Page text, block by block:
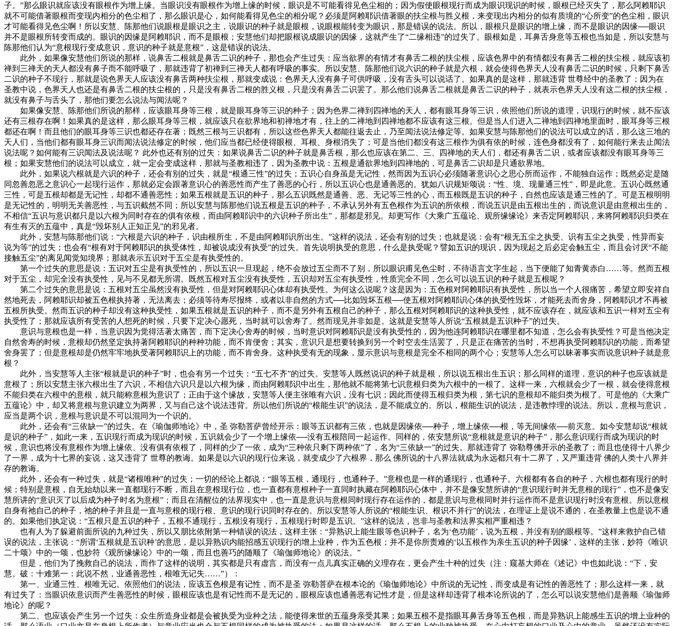
子。”那么眼识就应该没有眼根作为增上缘。当眼识没有眼根作为增上缘的时候，眼识是不可能看得见色尘相的；因为假使眼根现行而成为眼识现识的时候，眼根已经灭失了，那么阿赖耶识
就不可能借著眼根而变现内相分的色尘相了，那么眼识是心，如何能看得见色尘的相分呢？必须是阿赖耶识借著眼的扶尘根与胜义根，来变现出内相分的似有质境的“心所变”的色尘相，眼识
才可能看得见色尘啊！所以安慧、陈那他们说眼根是眼识之主，说眼识的种子就是眼根，说眼根能转变为眼识，那是错误的说法。所以，眼根只是眼识的增上缘，而不是眼识的因缘──眼识
并不是眼根所转变而成的。眼识的因缘是阿赖耶识，而不是眼根；安慧他们却把眼根说成眼识的因缘，这就产生了“二缘相违”的过失了。眼根如是，耳鼻舌身意等五根也当如是，所以安慧与
陈那他们认为“意根现行变成意识，意识的种子就是意根”，这是错误的说法。
此外，如果像安慧他们所说的那样，说鼻舌二根就是鼻舌二识的种子，那也会产生过失：应当欲界的有情才有鼻舌二根的扶尘根，应该色界中的有情都没有鼻舌二根的扶尘根，就应该初
禅到三禅天的天人都没有鼻子而不能呼吸了，那就违背了初禅到三禅天人都有呼吸的事实。所以安慧、陈那他们说六识的种子就是六根，就会使得色界天人没有鼻舌二识的时候，只剩下鼻舌
二识的种子不现行，那就是说色界天人应该没有鼻舌两种扶尘根，那就变成说：色界天人没有鼻子可供呼吸，没有舌头可以说话了。如果真的是这样，那就违背 世尊经中的圣教了；因为在
圣教中说，色界天人也还是有鼻舌二根的扶尘根的，只是没有鼻舌二根的胜义根，只是没有鼻舌二识罢了。那么他们说鼻舌二根就是鼻舌二识的种子，就表示色界天人没有这二根的扶尘根，
就没有鼻子与舌头了，那他们要怎么说法与闻法呢？
如果像安慧、陈那他们所说的那样，应该眼耳身等三根，就是眼耳身等三识的种子；因为色界二禅到四禅地的天人，都有眼耳身等三识，依照他们所说的道理，识现行的时候，就不应该
还有三根存在啊！如果真的是这样，那么眼耳身等三根，就应该只在欲界地和初禅地才有，往上的二禅地到四禅地都不应该有这三根。但是当人们进入二禅地到四禅地里面时，眼耳身等三根
都还在啊！而且他们的眼耳身等三识也都还存在著；既然三根与三识都有，所以这些色界天人都能往返去止，乃至闻法说法修定等。如果安慧与陈那他们的说法可以成立的话，那么这三地的
天人们，当他们都有眼耳身三识而闻法说法修定的时候，他们应当都已经使得眼根、耳根、身根消失了；可是当他们都没有这三根作为俱有依的时候，连色身都没有了，如何能行来去止闻法
说法呢？如何能有三识闻法及说法呢？ 此外也还有别的过失：如果说鼻舌二识的种子就是鼻舌根，那么也应该在第二、三、四禅地的天人们，都还有鼻舌二识，或者应该都没有眼耳身等三
根；如果安慧他们的说法可以成立，就一定会变成这样，那就与圣教相违了，因为圣教中说：五根是通欲界地到四禅地的，可是鼻舌二识却是只通欲界地。
此外，如果说六根就是六识的种子，还会有别的过失，就是“根通三性”的过失；五识心自身虽是无记性，然而因为五识心必须随著意识心之思心所而运作，不能独自运作；既然必定是随
同忽善忽恶之意识心一起现行运作，那就必定会跟著意识心的善恶性而产生了善恶的心行，所以五识心也是通善恶的。犹如八识规矩颂说：“性、境、现量通三性”，即是此意。五识心既然通
三性，可是五根却都是无记性，却都不通善恶性；如果五根就是五识的种子，那么五识既然是通善、恶、无记等三性的心，而五根既是五识的种子，自然也应该是通三性的了。可是五根明明
是无记性的，明明无关善恶性，与五识截然不同；所以安慧与陈那他们说五根是五识的种子，不承认另外有五色根作为五识的所依根，而说五识是由五根出生的，而说意识是由意根出生的，
不相信“五识与意识都只是以六根为同时存在的俱有依根，而由阿赖耶识中的六识种子所出生”，那都是邪见。却更写作《大乘广五蕴论、观所缘缘论》来否定阿赖耶识，来将阿赖耶识归类在
有生有灭的五蕴中，真是“毁坏别人正知正见”的邪见者。
此外，安慧与陈那他们说：“六根是六识的种子，识由根所生，不是由阿赖耶识所出生。”这样的说法，还会有别的过失；也就是说：会有“根无五尘之执受、识有五尘之执受，性异而妄
说为等”的过失；也会有“根有对于阿赖耶识的执受体性，却被说成没有执受”的过失。首先说明执受的意思，什么是执受呢？譬如五识的现识，因为现起之后必定会触五尘，而且会讨厌“不能
接触五尘”的离见闻觉知境界；那就表示五识对于五尘是有执受性的。
第一个过失的意思是说：五识对五尘是有执受性的，所以五识一旦现起，绝不会放过五尘而不了别，所以眼识甫见色尘时，不待语言文字生起，当下便能了知青黄赤白……等。然而五根
对于五尘，却完全没有执受性，见与不见都无所谓。既然五根对五尘没有执受性，五识却对五尘有执受性，性质完全不同，怎么可以说五识的种子就是五根呢？
第二个过失的意思是说：五根对五尘虽然没有执受性，但是对阿赖耶识心体却有执受性。为何这么说呢？这是因为：五色根对阿赖耶识有执受性，所以当一个人很痛苦，希望立即安祥自
然地死去，阿赖耶识却被五色根执持著，无法离去；必须等待寿尽报终，或者以非自然的方式──比如毁坏五根──使五根对阿赖耶识心体的执受性毁坏，才能死去而舍身，阿赖耶识才不再被
五根所执受。然而五识的种子却没有这种执受性，如果五根就是五识的种子，而不是另外有五根自己的种子，那么五根对阿赖耶识的这种执受性，就不应该存在，就应该和五识一样对五尘有
执受性了；那就应该所有受苦的人想死的时候，只要下定决心愿死，当时就可以舍寿了。然而现见并非如是。这就是安慧等人所说“五根就是五识种子”的过失。
意识与意根也是一样，当意识因为觉得活著太痛苦，而下定决心舍寿的时候，当时意识对阿赖耶识是没有执受性的，因为他连阿赖耶识在哪里都不知道，怎么会有执受性？可是当他决定
自然舍寿的时候，意根却仍然坚定执持著阿赖耶识的种种功能，而不肯便舍；其实，意识只是想要转换到另一个时空去生活罢了，只是正在痛苦的当时，不想再执受阿赖耶识的功能，而希望
舍身罢了；但是意根却是仍然牢牢地执受著阿赖耶识上的功能，而不肯舍身。这种执受有无的现象，显示意识与意根是完全不相同的两个心；安慧等人怎么可以昧著事实而说意识种子就是意
根？
此外，当安慧等人主张“根就是识的种子”时，也会有另一个过失：“五七不齐”的过失。安慧等人既然说识的种子就是根，所以说五根出生五识；那么同样的道理，意识的种子也应该就是
意根了；所以安慧主张六根出生了六识，不相信六识只是以六根为缘，而由阿赖耶识中出生，那他就不能将第七识意根归类为六根中的一根了。这样一来，六根就会少了一根，就会使得意根
不能归类在六根中的意根，就只能称意根为意识了；正由于这个缘故，安慧等人便主张唯有六识，没有七识；因此而使得五根归类为根，第七识的意根却不能归类为根了。可是他的《大乘广
五蕴论》中，却又将意根与意识建立为两界，又与自己这个说法违背。所以他们所说的“根能生识”的说法，是不能成立的。所以，根能生识的说法，是违教悖理的说法。所以，意根与意识，
应当是两个识，意根与意识是不可以混同为一个识的。
此外，还会有“三依缺一”的过失。在《瑜伽师地论》中，圣 弥勒菩萨曾经开示：眼等五识都有三依，也就是因缘依──种子，增上缘依──根，等无间缘依──前灭意。如今安慧却说“根就
是识的种子”，如此一来，五识现行而成为现识的时候，五识就会少了一个增上缘依──没有五根陪同一起运作。同样的，依安慧所说“意根就是意识的种子”，那么意识现行而成为现识的时
候，意识也将没有意根作为增上缘依、没有俱有依根了，同样的少了一依，成为“三种依只剩下两种依”了，名为“三依缺一”的过失。那就违背了 弥勒尊佛开示的圣教了；而且也使得十八界少
了一界，成为十七界的妄说，这又违背了 世尊的教诲。如果是以六识的现行位来说，就变成少了六根界，那么 佛所说的十八界法就成为永远都只有十二界了，又严重违背 佛的人类十八界并
存的教诲。
此外，还会有一种过失，就是“诸根唯种”的过失；一切的经论上都说：“眼等五根，通现行，也通种子。”意根也是一样的通现行，也通种子。六根都有各自的种子，六根也都有现行的时
候；特别是意根，自无始劫以来一直都现行不断，而且在意根现行位，也一直都有意根种子一直同时执藏在阿赖耶识心体中，并不是像安慧所讲的“意识现行时并无意根的现行”，也不是像安
慧所讲的“意识灭了以后成为种子时名为意根”；而且在清醒位的法界现实中，也一直是意识与意根同时现行存在运作的，都是意识与意根同时并行运作而不是意识现行时没有意根。所以意根
自身有祂自己的种子，祂的种子并且是一直与意根的现行根、意识的现行识同时存在的。所以安慧等人所说的“根能生识、根识不并行”的说法，在理证上是说不通的，在圣教量上也是说不通
的。如果他们执定说：“五根只是五识的种子，五根不通现行，五根没有现行，五根现行时即是五识。”这样的说法，岂非与圣教和法界实相严重相违？
也有人为了躲避前面所说的九种过失，所以又朋比依附第一种错误的说法，这样主张：“异熟识上能生眼等色识种子，名为‘色功能’，说为五根，并没有别的眼根等。”这样来救护自己错
误的说法，主张说：“所谓‘五根就是五识种’的意思，是以异熟识内能招感五识现行的增上业种，作为五色根；并不是你所责难的‘以五根作为亲生五识的种子因缘’，这样的主张，妙符《唯识
二十颂》中的一颂，也妙符《观所缘缘论》中的一颂，而且也善巧的随顺了《瑜伽师地论》的说法。”
但是，他们为了挽救自己的说法，而作了这样的说明，其实都是只有虚言，而没有一点儿真实正确的义理存在，更会产生十种的过失（注：窥基大师在《述记》中也如此说：“下，安
慧。破：十难第一：此说不然，业通善恶性，根唯无记失……”）：
第一、业通三性、根唯无记。依照他们的说法，应该五色根是有记性，而不是圣 弥勒菩萨在根本论的《瑜伽师地论》中所说的无记性，而变成是有记性的善恶性了；那么这样一来，就
有过失了：当眼识依意识而产生善恶性的时候，眼根应该也是有记性而不是无记的，眼根应该也通善恶有记性才是，但是这样却违背了根本论所说的了，怎么可以说安慧他们是善顺《瑜伽师
地论》的呢？
第二、也应该会产生另一个过失：众生所造身业都是会被执受为业种之法，能使得来世的五蕴身亲受其果；如果五根不是指眼耳鼻舌身等五色根，而是异熟识上能感生五识的增上业种的